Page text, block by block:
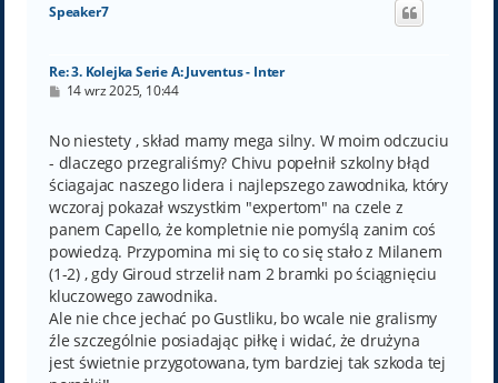
Speaker7
Re: 3. Kolejka Serie A: Juventus - Inter
P
t
14 wrz 2025, 10:44
No niestety , skład mamy mega silny. W moim odczuciu
- dlaczego przegraliśmy? Chivu popełnił szkolny błąd
ściagajac naszego lidera i najlepszego zawodnika, który
wczoraj pokazał wszystkim "expertom" na czele z
panem Capello, że kompletnie nie pomyślą zanim coś
powiedzą. Przypomina mi się to co się stało z Milanem
(1-2) , gdy Giroud strzelił nam 2 bramki po ściągnięciu
kluczowego zawodnika.
Ale nie chce jechać po Gustliku, bo wcale nie gralismy
źle szczególnie posiadając piłkę i widać, że drużyna
jest świetnie przygotowana, tym bardziej tak szkoda tej